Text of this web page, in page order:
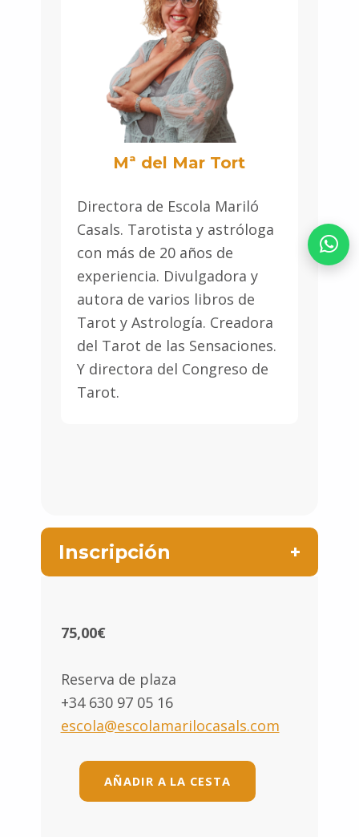
Mª del Mar Tort
Directora de Escola Mariló
Casals. Tarotista y astróloga
con más de 20 años de
experiencia. Divulgadora y
autora de varios libros de
Tarot y Astrología. Creadora
del Tarot de las Sensaciones.
Y directora del Congreso de
Tarot.
Inscripción
75,00€
Reserva de plaza
+34 630 97 05 16
escola@escolamarilocasals.com
AÑADIR A LA CESTA